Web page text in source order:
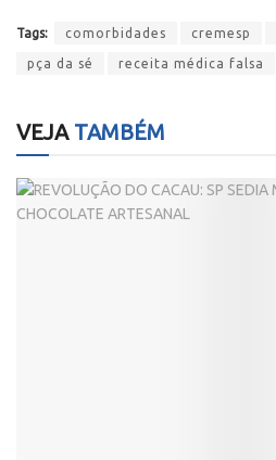
Tags: comorbidades cremesp
pça da sé receita médica falsa
VEJATAMBÉM